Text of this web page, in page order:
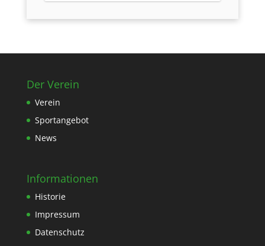
Der Verein
Verein
Sportangebot
News
Informationen
Historie
Impressum
Datenschutz